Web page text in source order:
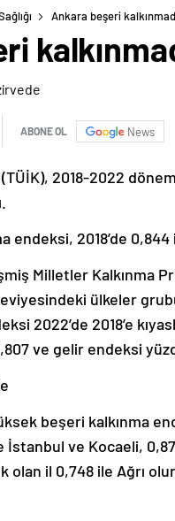
Ankara beşeri
ABONE OL News
2018-2022
endeksi, 2018’de
Milletler Kalkınma
ülkeler
2022’de 2018’e
ve gelir endeksi
beşeri kalkınma
ve Kocaeli,
olan il 0,748 ile Ağrı